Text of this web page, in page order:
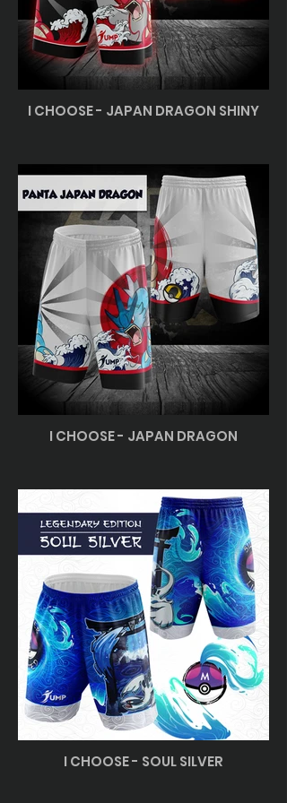
I CHOOSE - JAPAN DRAGON SHINY
I CHOOSE - JAPAN DRAGON
I CHOOSE - SOUL SILVER